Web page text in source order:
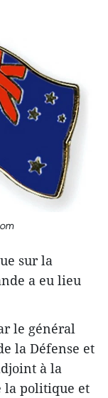
sur la
a eu lieu
le général
la Défense et
à la
la politique et